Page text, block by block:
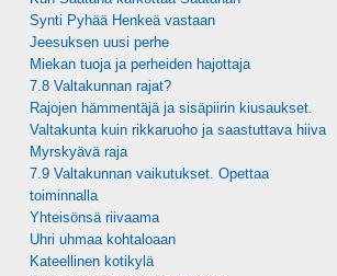
Synti Pyhää Henkeä vastaan
Jeesuksen uusi perhe
Miekan tuoja ja perheiden hajottaja
7.8 Valtakunnan rajat?
Rajojen hämmentäjä ja sisäpiirin kiusaukset.
Valtakunta kuin rikkaruoho ja saastuttava hiiva
Myrskyävä raja
7.9 Valtakunnan vaikutukset. Opettaa
toiminnalla
Yhteisönsä riivaama
Uhri uhmaa kohtaloaan
Kateellinen kotikylä